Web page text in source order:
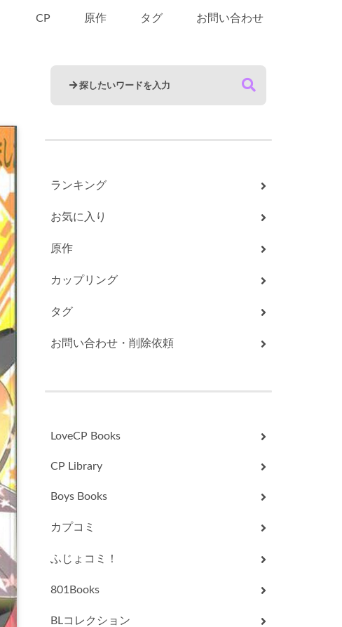
CP 原作 タグ お問い合わせ
ランキング
お気に入り
原作
カップリング
タグ
お問い合わせ・削除依頼
LoveCP Books
CP Library
Boys Books
カプコミ
ふじょコミ！
801Books
BLコレクション